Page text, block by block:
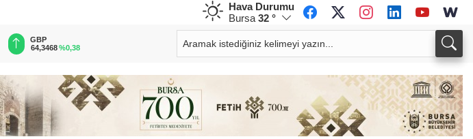
Hava Durumu
Bursa 32 °
GBP
64,3468 %0,38
CHF
59,0083%0,82
34,1883